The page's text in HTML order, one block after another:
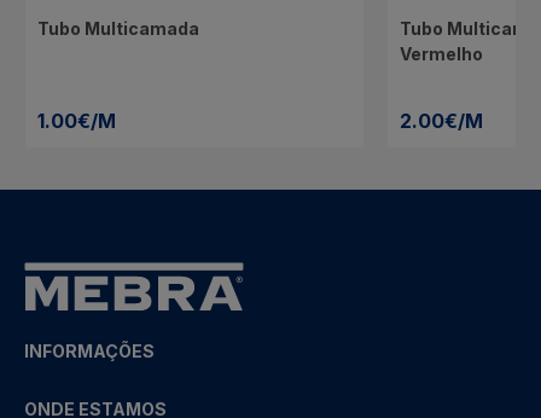
Tubo Multicamada
1.00€/M
Tubo
Vermelho
2.00€/M
INFORMAÇÕES
ONDE ESTAMOS